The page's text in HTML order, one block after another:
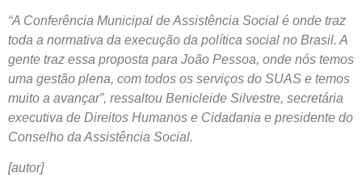
“A Conferência Municipal de Assistência Social é onde traz
toda a normativa da execução da política social no Brasil. A
gente traz essa proposta para João Pessoa, onde nós temos
uma gestão plena, com todos os serviços do SUAS e temos
muito a avançar”, ressaltou Benicleide Silvestre, secretária
executiva de Direitos Humanos e Cidadania e presidente do
Conselho da Assistência Social.
[autor]